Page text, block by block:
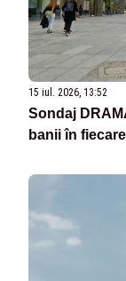
15 iul. 2026, 13:52
Sondaj
banii în